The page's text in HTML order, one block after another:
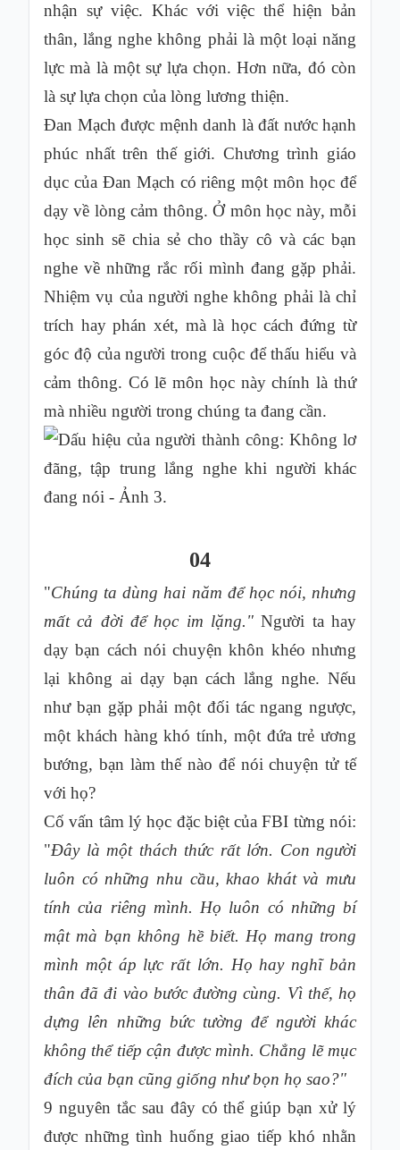
nhận sự việc. Khác với việc thể hiện bản
thân, lắng nghe không phải là một loại năng
lực mà là một sự lựa chọn. Hơn nữa, đó còn
là sự lựa chọn của lòng lương thiện.
Đan Mạch được mệnh danh là đất nước hạnh
phúc nhất trên thế giới. Chương trình giáo
dục của Đan Mạch có riêng một môn học để
dạy về lòng cảm thông. Ở môn học này, mỗi
học sinh sẽ chia sẻ cho thầy cô và các bạn
nghe về những rắc rối mình đang gặp phải.
Nhiệm vụ của người nghe không phải là chỉ
trích hay phán xét, mà là học cách đứng từ
góc độ của người trong cuộc để thấu hiểu và
cảm thông. Có lẽ môn học này chính là thứ
mà nhiều người trong chúng ta đang cần.
04
"Chúng ta dùng hai năm để học nói, nhưng
mất cả đời để học im lặng." Người ta hay
dạy bạn cách nói chuyện khôn khéo nhưng
lại không ai dạy bạn cách lắng nghe. Nếu
như bạn gặp phải một đối tác ngang ngược,
một khách hàng khó tính, một đứa trẻ ương
bướng, bạn làm thế nào để nói chuyện tử tế
với họ?
Cố vấn tâm lý học đặc biệt của FBI từng nói:
"Đây là một thách thức rất lớn. Con người
luôn có những nhu cầu, khao khát và mưu
tính của riêng mình. Họ luôn có những bí
mật mà bạn không hề biết. Họ mang trong
mình một áp lực rất lớn. Họ hay nghĩ bản
thân đã đi vào bước đường cùng. Vì thế, họ
dựng lên những bức tường để người khác
không thể tiếp cận được mình. Chẳng lẽ mục
đích của bạn cũng giống như bọn họ sao?"
9 nguyên tắc sau đây có thể giúp bạn xử lý
được những tình huống giao tiếp khó nhằn